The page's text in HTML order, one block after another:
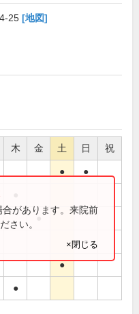
25 [地図]
木 金 土 日 祝
● ●
●
●
●
●
があります。来院前
さい。
×閉じる